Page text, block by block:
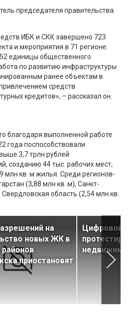
председателя правительства
ИБК и СКК завершено 723
и мероприятия в 71 регионе.
единицы общественного
по развитию инфраструктуры
ранее объектам в
средств
кредитов», – рассказал он.
благодаря выполненной работе
года поспособствовали
3,7 трлн рублей
созданию 44 тыс. рабочих мест,
млн кв. м жилья. Среди регионов-
(3,88 млн кв. м), Санкт-
область (2,54 млн кв.
на
новых ЖК в
приостановят
Цифровой